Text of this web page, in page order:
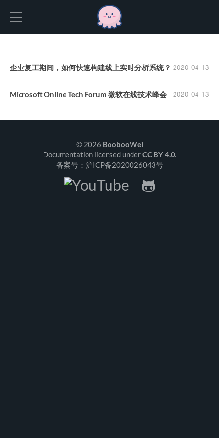
企业复工期间，如何快速构建线上实时分析系统？ 2020-04-13
Microsoft Online Tech Forum 微软在线技术峰会 2020-04-13
© 2026 BoobooWei
Documentation licensed underCC BY 4.0.
备案号：沪ICP备2020026043号